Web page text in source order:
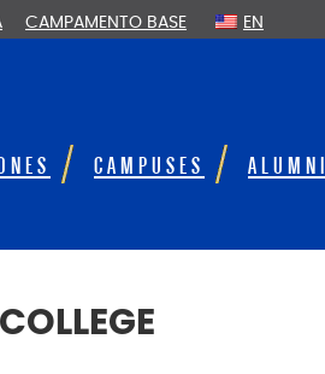
CAMPAMENTO BASE EN
CAMPUSES ALUMNI